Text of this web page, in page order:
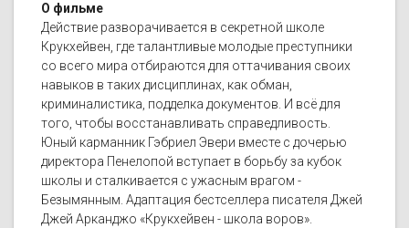
О фильме
Действие разворачивается в секретной школе
Крукхейвен, где талантливые молодые преступники
со всего мира отбираются для оттачивания своих
навыков в таких дисциплинах, как обман,
криминалистика, подделка документов. И всё для
того, чтобы восстанавливать справедливость.
Юный карманник Гэбриел Эвери вместе с дочерью
директора Пенелопой вступает в борьбу за кубок
школы и сталкивается с ужасным врагом -
Безымянным. Адаптация бестселлера писателя Джей
Джей Арканджо «Крукхейвен - школа воров».